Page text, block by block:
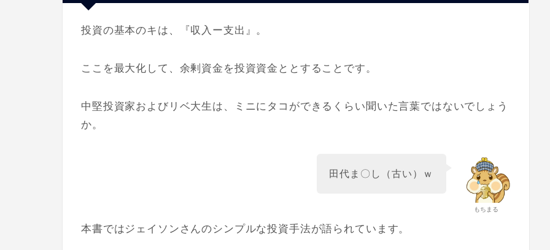
投資の基本のキは、『収入ー支出』。
ここを最大化して、余剰資金を投資資金ととすることです。
中堅投資家およびリベ大生は、ミニにタコができるくらい聞いた言葉ではないでしょう
か。
もちまる
田代ま〇し（古い）ｗ
本書ではジェイソンさんのシンプルな投資手法が語られています。